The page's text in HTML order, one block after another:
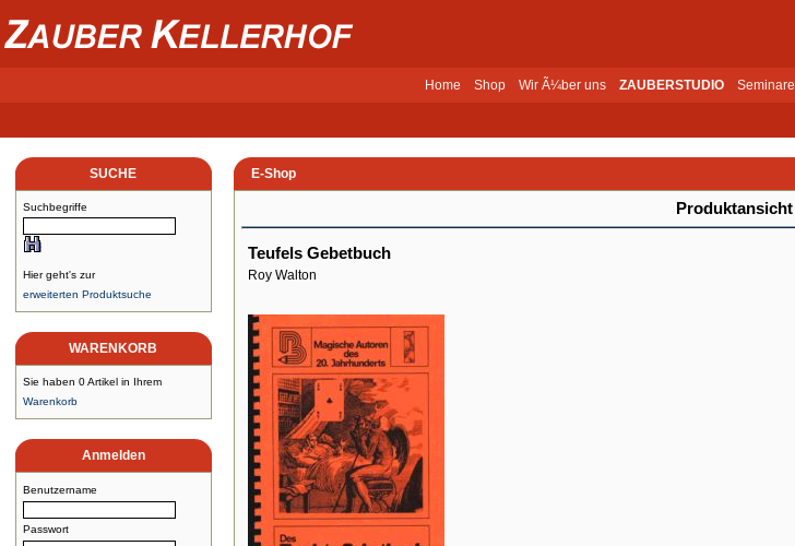
Home Shop Wir Ã¼ber uns ZAUBERSTUDIO Seminare
SUCHE
Suchbegriffe
Hier geht's zur
erweiterten Produktsuche
WARENKORB
Sie haben 0 Artikel in Ihrem
Warenkorb
Anmelden
Benutzername
Passwort
E-Shop
Produktansicht
Teufels Gebetbuch
Roy Walton